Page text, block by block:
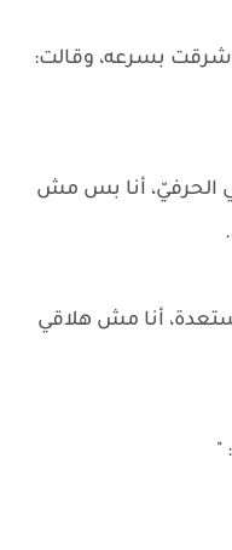
اشرقت بسرعه، وقالت:
الحرفيّ، أنا بس مش
أنا مش هلاقي
"